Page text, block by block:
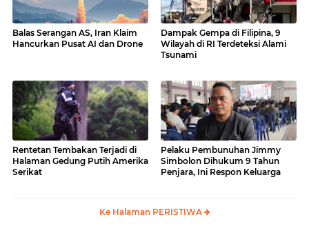
Balas Serangan AS, Iran Klaim
Hancurkan Pusat AI dan Drone
Dampak Gempa di Filipina, 9
Wilayah di RI Terdeteksi Alami
Tsunami
Rentetan Tembakan Terjadi di
Halaman Gedung Putih Amerika
Serikat
Pelaku Pembunuhan Jimmy
Simbolon Dihukum 9 Tahun
Penjara, Ini Respon Keluarga
Ke Halaman PERISTIWA